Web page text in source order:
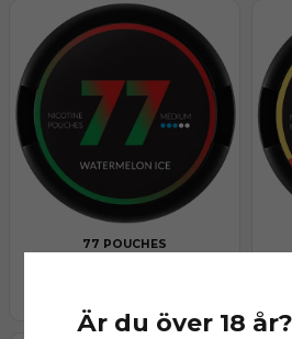
77 POUCHES
Är du över 18 år?